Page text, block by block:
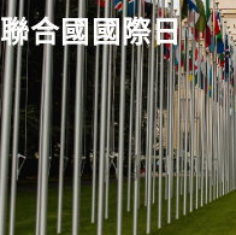
聯合國國際日